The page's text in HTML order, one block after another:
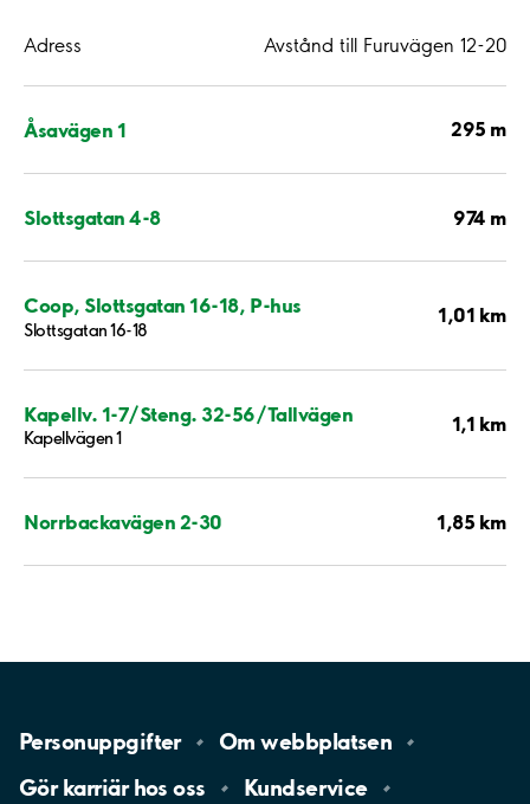
Adress Avstånd till Furuvägen 12-20
Åsavägen 1 295 m
Slottsgatan 4-8 974 m
Coop, Slottsgatan 16-18, P-hus
Slottsgatan 16-18
1,01 km
Kapellv. 1-7/Steng. 32-56/Tallvägen
Kapellvägen 1
1,1 km
Norrbackavägen 2-30 1,85 km
Personuppgifter Omwebbplatsen
Gör karriär hososs Kundservice